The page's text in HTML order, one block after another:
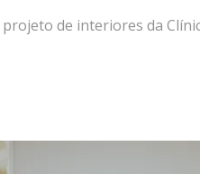
de interiores da